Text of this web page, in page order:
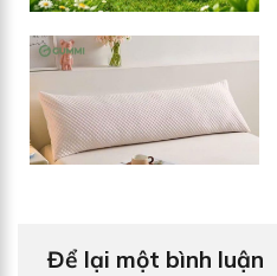
Để lại một bình luận